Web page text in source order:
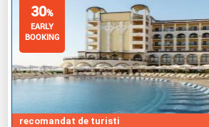
recomandat de turisti
30%
EARLY
BOOKING